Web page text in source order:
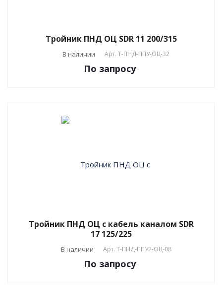
Тройник ПНД ОЦ SDR 11 200/315
В наличии Арт. T-ПНД-ППУ-ОЦ-32
По запросу
Тройник ПНД ОЦ с кабель каналом SDR
17 125/225
В наличии Арт. T-ПНД-ППУ2-ОЦ-08
По запросу